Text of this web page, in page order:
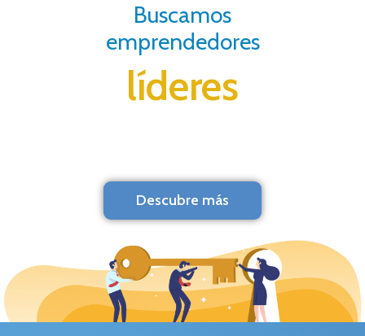
Buscamos
emprendedores
líderes
Descubre más